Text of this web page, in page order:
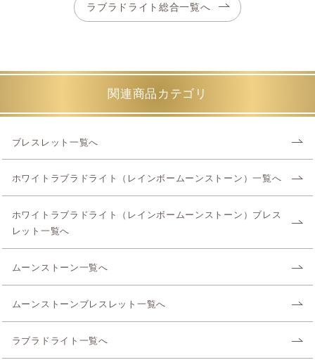
ラブラドライト総合一覧へ
関連商品カテゴリ
ブレスレット一覧へ
ホワイトラブラドライト（レインボームーンストーン）一覧へ
ホワイトラブラドライト（レインボームーンストーン）ブレス
レット一覧へ
ムーンストーン一覧へ
ムーンストーンブレスレット一覧へ
ラブラドライト一覧へ